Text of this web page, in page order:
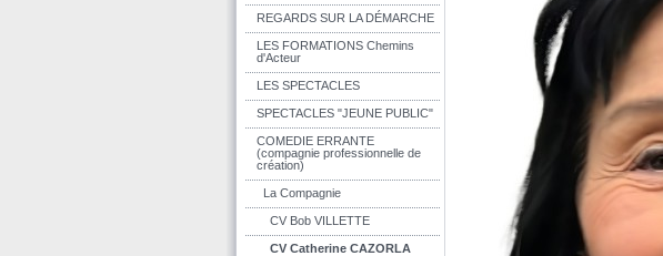
REGARDS SUR LA DÉMARCHE
LES FORMATIONS Chemins
d'Acteur
LES SPECTACLES
SPECTACLES "JEUNE PUBLIC"
COMEDIE ERRANTE
(compagnie professionnelle de
création)
La Compagnie
CV Bob VILLETTE
CV Catherine CAZORLA